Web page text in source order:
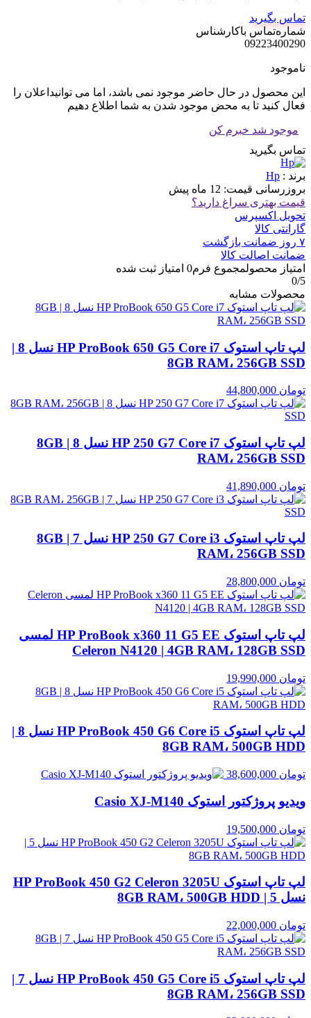
تماس بگیرید
شماره‌تماس‌ با‌کارشناس
09223400290
ناموجود
این محصول در حال حاضر موجود نمی باشد، اما می توانیداعلان را
فعال کنید تا به محض موجود شدن به شما اطلاع دهیم
موجود شد خبرم کن
تماس بگیرید
برند : Hp
بروزرسانی قیمت: 12 ماه پیش
قیمت بهتری سراغ دارید؟
تحویل اکسپرس
گارانتی کالا
۷ روز ضمانت بازگشت
ضمانت اصالت کالا
امتیاز محصولمجموع فرم0 امتیاز ثبت شده
0/5
محصولات مشابه
لپ تاپ استوک HP ProBook 650 G5 Core i7 نسل 8 |
8GB RAM، 256GB SSD
تومان
لپ تاپ استوک HP 250 G7 Core i7 نسل 8 | 8GB
RAM، 256GB SSD
تومان
لپ تاپ استوک HP 250 G7 Core i3 نسل 7 | 8GB
RAM، 256GB SSD
تومان
لپ تاپ استوک HP ProBook x360 11 G5 EE لمسی
Celeron N4120 | 4GB RAM، 128GB SSD
تومان
لپ تاپ استوک HP ProBook 450 G6 Core i5 نسل 8 |
8GB RAM، 500GB HDD
تومان
ویدیو پروژکتور استوک Casio XJ‑M140
تومان
لپ تاپ استوک HP ProBook 450 G2 Celeron 3205U
نسل 5 | 8GB RAM، 500GB HDD
تومان
لپ تاپ استوک HP ProBook 450 G5 Core i5 نسل 7 |
8GB RAM، 256GB SSD